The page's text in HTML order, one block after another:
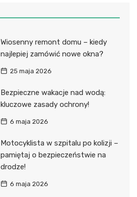
Wiosenny remont domu – kiedy
najlepiej zamówić nowe okna?
25 maja 2026
Bezpieczne wakacje nad wodą:
kluczowe zasady ochrony!
6 maja 2026
Motocyklista w szpitalu po kolizji –
pamiętaj o bezpieczeństwie na
drodze!
6 maja 2026